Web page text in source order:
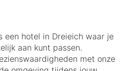
een hotel in Dreieich waar je
aan kunt passen.
met onze